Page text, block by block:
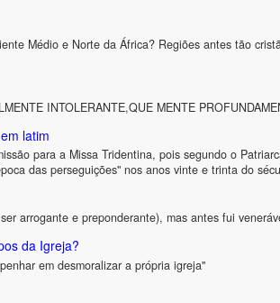
Médio e Norte da África? Regiões antes tão
INTOLERANTE,QUE MENTE
latim
para a Missa Tridentina, pois segundo o
das perseguições" nos anos vinte e trinta do
arrogante e preponderante), mas antes fui
da Igreja?
em desmoralizar a própria igreja"